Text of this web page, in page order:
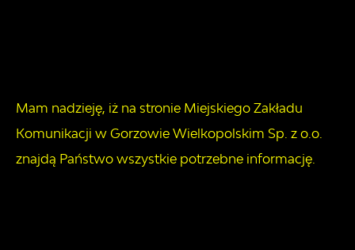
Mam nadzieję, iż na stronie Miejskiego Zakładu
Komunikacji w Gorzowie Wielkopolskim Sp. z o.o.
znajdą Państwo wszystkie potrzebne informację.